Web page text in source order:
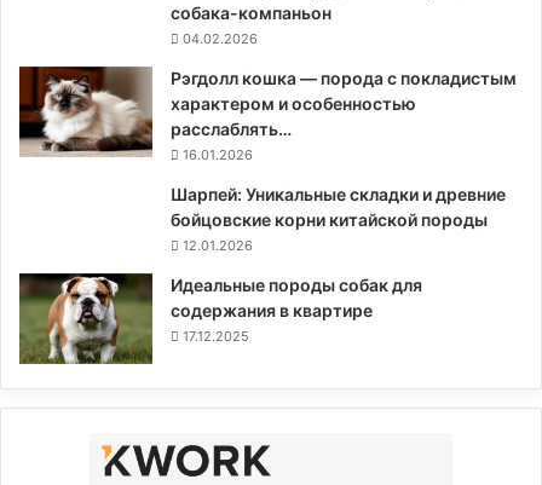
собака-компаньон
04.02.2026
Рэгдолл кошка — порода с покладистым
характером и особенностью
расслаблять…
16.01.2026
Шарпей: Уникальные складки и древние
бойцовские корни китайской породы
12.01.2026
Идеальные породы собак для
содержания в квартире
17.12.2025